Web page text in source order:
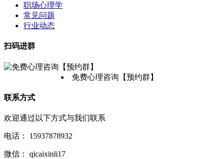
职场心理学
常见问题
行业动态
扫码进群
免费心理咨询【预约群】
联系方式
欢迎通过以下方式与我们联系
电话： 15937878932
微信： qicaixinli17